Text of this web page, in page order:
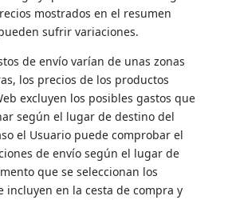
mostrados en el resumen
sufrir variaciones.
de envío varían de unas zonas
los precios de los productos
excluyen los posibles gastos que
según el lugar de destino del
el Usuario puede comprobar el
de envío según el lugar de
que se seleccionan los
incluyen en la cesta de compra y